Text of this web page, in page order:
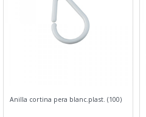
Anilla cortina pera blanc.plast. (100)